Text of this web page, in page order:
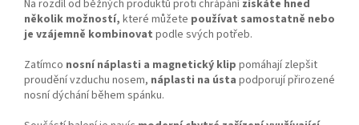
Na rozdíl od běžných produktů proti chrápánízískáte hned
několik možností, které můžete používat samostatně nebo
je vzájemně kombinovat podle svých potřeb.
Zatímco nosní náplasti a magnetický klip pomáhají zlepšit
proudění vzduchu nosem, náplasti na ústa podporují přirozené
nosní dýchání během spánku.